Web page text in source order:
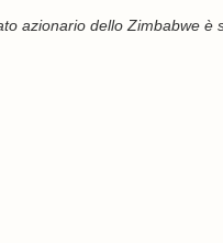
azionario dello Zimbabwe